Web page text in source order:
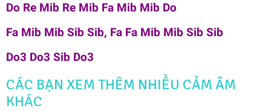
Do Re Mib Re Mib Fa Mib Mib Do
Fa Mib Mib Sib Sib, Fa Fa Mib Mib Sib Sib
Do3 Do3 Sib Do3
CÁC BẠN XEM THÊM NHIỀU CẢM ÂM
KHÁC